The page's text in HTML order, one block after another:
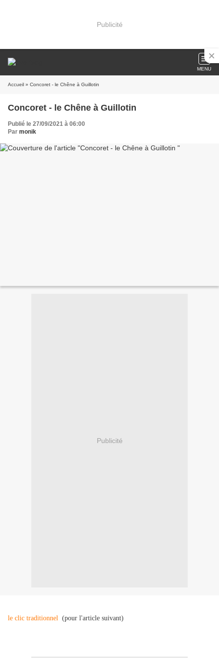
Publicité
MENU
Accueil » Concoret - le Chêne à Guillotin
Concoret - le Chêne à Guillotin
Publié le 27/09/2021 à 06:00
Par monik
Publicité
le clic traditionnel (pour l'article suivant)